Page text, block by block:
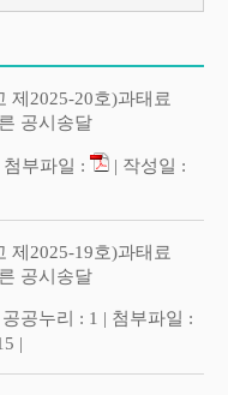
제2025-20호)과태료
공시송달
부파일 :
| 작성일 :
제2025-19호)과태료
공시송달
공누리 : 1 | 첨부파일 :
|